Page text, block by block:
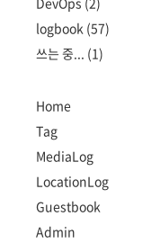
logbook (57)
쓰는 중... (1)
Home
Tag
MediaLog
LocationLog
Guestbook
Admin